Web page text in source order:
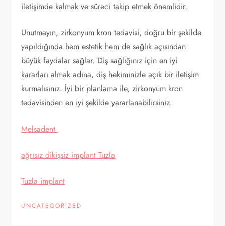
iletişimde kalmak ve süreci takip etmek önemlidir.
Unutmayın, zirkonyum kron tedavisi, doğru bir şekilde
yapıldığında hem estetik hem de sağlık açısından
büyük faydalar sağlar. Diş sağlığınız için en iyi
kararları almak adına, diş hekiminizle açık bir iletişim
kurmalısınız. İyi bir planlama ile, zirkonyum kron
tedavisinden en iyi şekilde yararlanabilirsiniz.
Melsadent
ağrısız dikişsiz implant Tuzla
Tuzla implant
UNCATEGORIZED